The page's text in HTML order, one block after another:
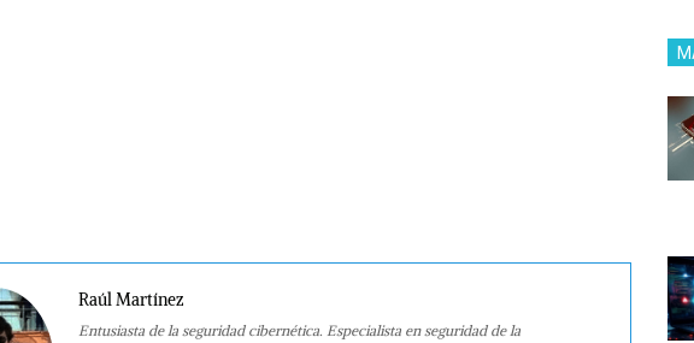
Raúl Martínez
Entusiasta de la seguridad cibernética. Especialista en seguridad de la